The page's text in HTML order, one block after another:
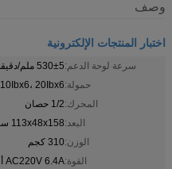
وصف
اختبار المنتجات الإلكترونية
سرعة لوحة الدعم:530±5 ملم/دقيقة
حمولة:10Ibx6، 20Ibx6
المحرك:1/2 حصان
البعد:113x48x158 سم
الوزن:310 كجم
القوة:AC220V 6.4A أو محددة من قبل المستخدم